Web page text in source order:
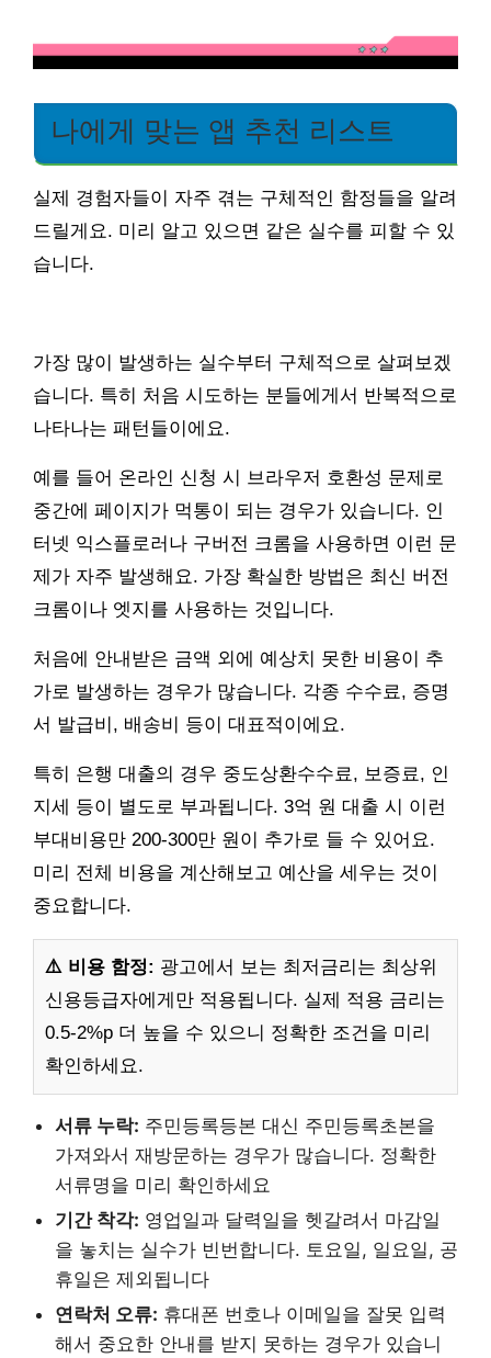
나에게 맞는 앱 추천 리스트
실제 경험자들이 자주 겪는 구체적인 함정들을 알려
드릴게요. 미리 알고 있으면 같은 실수를 피할 수 있
습니다.
가장 많이 발생하는 실수부터 구체적으로 살펴보겠
습니다. 특히 처음 시도하는 분들에게서 반복적으로
나타나는 패턴들이에요.
예를 들어 온라인 신청 시 브라우저 호환성 문제로
중간에 페이지가 먹통이 되는 경우가 있습니다. 인
터넷 익스플로러나 구버전 크롬을 사용하면 이런 문
제가 자주 발생해요. 가장 확실한 방법은 최신 버전
크롬이나 엣지를 사용하는 것입니다.
처음에 안내받은 금액 외에 예상치 못한 비용이 추
가로 발생하는 경우가 많습니다. 각종 수수료, 증명
서 발급비, 배송비 등이 대표적이에요.
특히 은행 대출의 경우 중도상환수수료, 보증료, 인
지세 등이 별도로 부과됩니다. 3억 원 대출 시 이런
부대비용만 200-300만 원이 추가로 들 수 있어요.
미리 전체 비용을 계산해보고 예산을 세우는 것이
중요합니다.
⚠️ 비용 함정: 광고에서 보는 최저금리는 최상위
신용등급자에게만 적용됩니다. 실제 적용 금리는
0.5-2%p 더 높을 수 있으니 정확한 조건을 미리
확인하세요.
서류 누락: 주민등록등본 대신 주민등록초본을
가져와서 재방문하는 경우가 많습니다. 정확한
서류명을 미리 확인하세요
기간 착각: 영업일과 달력일을 헷갈려서 마감일
을 놓치는 실수가 빈번합니다. 토요일, 일요일, 공
휴일은 제외됩니다
연락처 오류: 휴대폰 번호나 이메일을 잘못 입력
해서 중요한 안내를 받지 못하는 경우가 있습니